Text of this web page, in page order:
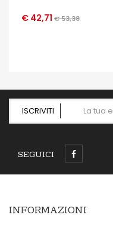
€ 42,71 € 53,38
OCCHIATA VELOCE
ISCRIVITI
SEGUICI
INFORMAZIONI